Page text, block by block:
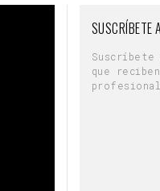
SUSCRÍBETE
que